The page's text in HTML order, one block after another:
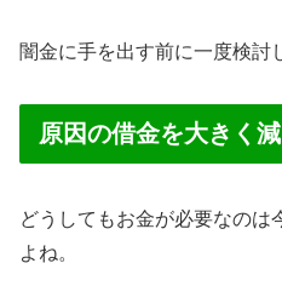
闇金に手を出す前に一度検討
原因の借金を大きく
どうしてもお金が必要なのは
よね。